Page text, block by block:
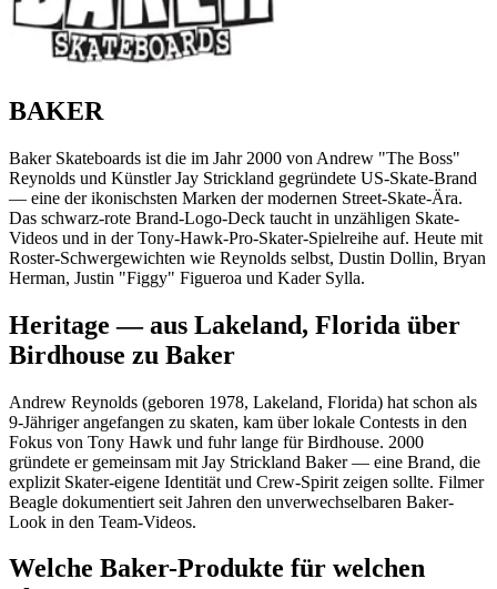
BAKER
Baker Skateboards ist die im Jahr 2000 von Andrew "The Boss"
Reynolds und Künstler Jay Strickland gegründete US-Skate-Brand
— eine der ikonischsten Marken der modernen Street-Skate-Ära.
Das schwarz-rote Brand-Logo-Deck taucht in unzähligen Skate-
Videos und in der Tony-Hawk-Pro-Skater-Spielreihe auf. Heute mit
Roster-Schwergewichten wie Reynolds selbst, Dustin Dollin, Bryan
Herman, Justin "Figgy" Figueroa und Kader Sylla.
Heritage — aus Lakeland, Florida über
Birdhouse zu Baker
Andrew Reynolds (geboren 1978, Lakeland, Florida) hat schon als
9-Jähriger angefangen zu skaten, kam über lokale Contests in den
Fokus von Tony Hawk und fuhr lange für Birdhouse. 2000
gründete er gemeinsam mit Jay Strickland Baker — eine Brand, die
explizit Skater-eigene Identität und Crew-Spirit zeigen sollte. Filmer
Beagle dokumentiert seit Jahren den unverwechselbaren Baker-
Look in den Team-Videos.
Welche Baker-Produkte für welchen